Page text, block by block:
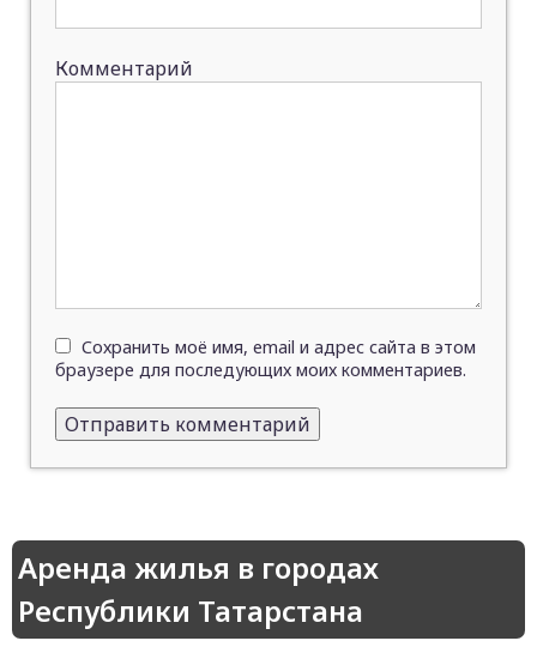
Комментарий
Сохранить моё имя, email и адрес сайта в этом
браузере для последующих моих комментариев.
Аренда жилья в городах
Республики Татарстана